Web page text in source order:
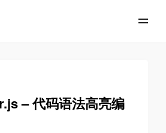
– 代码语法高亮编